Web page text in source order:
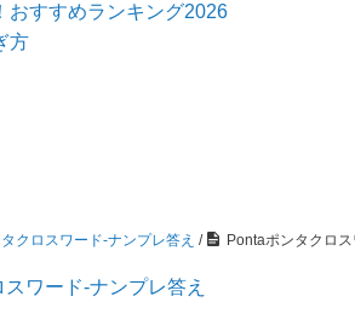
おすすめランキング2026
方
クロスワード-ナンプレ答え / Pontaポンタクロ
ワード-ナンプレ答え